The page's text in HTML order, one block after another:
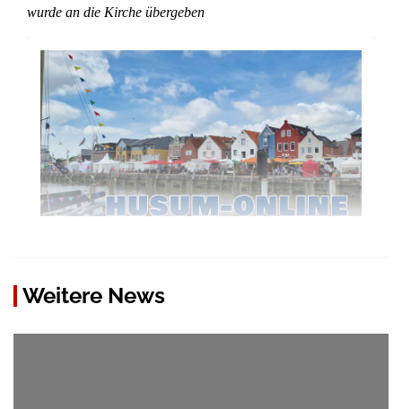
wurde an die Kirche übergeben
Weitere News